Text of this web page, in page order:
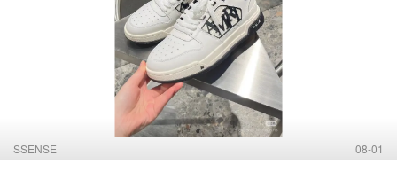
SSENSE 08-01